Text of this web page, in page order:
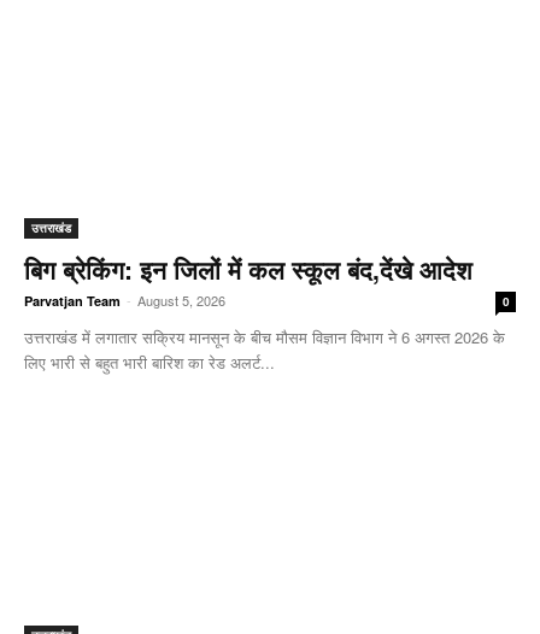
उत्तराखंड
बिग ब्रेकिंग: इन जिलों में कल स्कूल बंद,देंखे आदेश
Parvatjan Team - August 5, 2026 0
उत्तराखंड में लगातार सक्रिय मानसून के बीच मौसम विज्ञान विभाग ने 6 अगस्त 2026 के
लिए भारी से बहुत भारी बारिश का रेड अलर्ट...